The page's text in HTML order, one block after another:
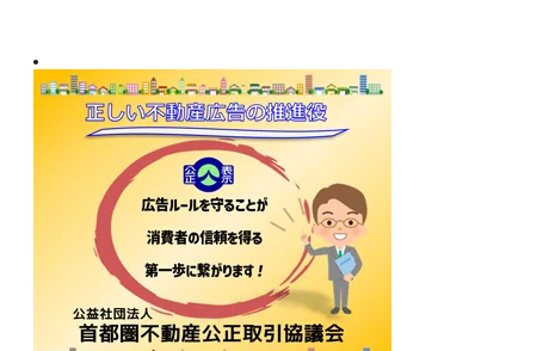
暑中特集 構造転換と事業戦
略／裁判、手続き電子化で紛
最新ニュース 2026.08.05
エアコンの「在庫・回収管理
システム」構築／業務削減と
流通賃貸 2026.08.03
リモート施工管理を導入／27
年度売上高500億円、販売...
不動産投資 2026.07.13
本人確認サービスで合意／国
内初、12月開始予定／Liq...
行政・地域・団体 2026.07.27
三井不、物流投資累計１・４
兆円に／今後も安定供給へ／
不動産開発 2026.08.04
主な沿線駅別の新築・中古マ
ンション利回り－３４７－東
2026.02.24
明海大学不動産学部 不動産
の話題［１２５］学生と教員
2026.08.03
シニア・住み替え特集／シニ
ア層の意識変化と開発動向／
2026.07.27
物件取得で２１・６億円資金
調達／千葉銀とサステナリン
住宅事業 2026.08.03
機構改革・人事／積水ハ、旭
2026.06.29